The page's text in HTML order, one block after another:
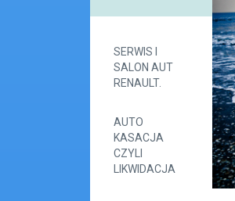
SERWIS I
SALON AUT
RENAULT.
AUTO
KASACJA
CZYLI
LIKWIDACJA